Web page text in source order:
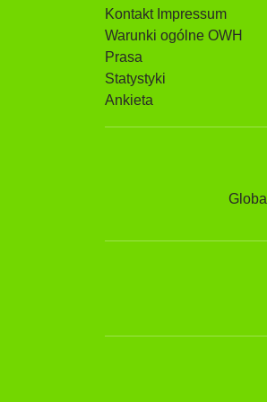
Kontakt Impressum
Warunki ogólne OWH
Prasa
Statystyki
Ankieta
Global